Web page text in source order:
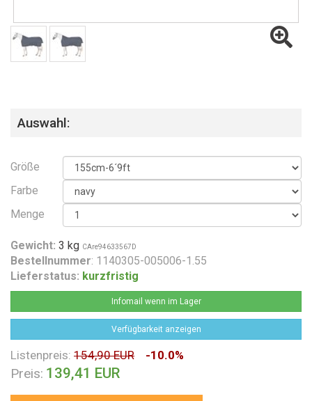
Auswahl:
Größe
Farbe
Menge
Gewicht: 3 kg CAre94633567D
Bestellnummer: 1140305-005006-1.55
Lieferstatus: kurzfristig
Infomail wenn im Lager
Verfügbarkeit anzeigen
Listenpreis: 154,90 EUR -10.0%
Preis: 139,41 EUR